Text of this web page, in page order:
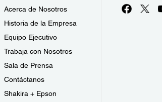
Acerca de Nosotros
Historia de la Empresa
Equipo Ejecutivo
Trabaja con Nosotros
Sala de Prensa
Contáctanos
Shakira + Epson